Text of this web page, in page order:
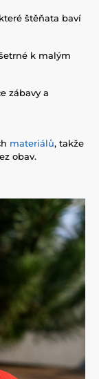
štěňata baví
k malým
zábavy a
materiálů, takže
obav.